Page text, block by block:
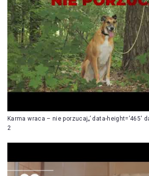
Karma wraca – nie porzucaj„’ data-height=’465′
2